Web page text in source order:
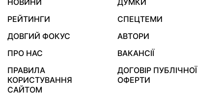
НОВИНИ
ДУМКИ
РЕЙТИНГИ
СПЕЦТЕМИ
ДОВГИЙ ФОКУС
АВТОРИ
ПРО НАС
ВАКАНСІЇ
ПРАВИЛА
КОРИСТУВАННЯ
САЙТОМ
ДОГОВІР ПУБЛІЧНОЇ
ОФЕРТИ